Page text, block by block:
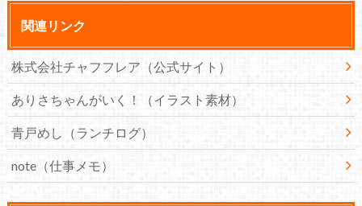
関連リンク
株式会社チャフフレア（公式サイト）
ありさちゃんがいく！（イラスト素材）
青戸めし（ランチログ）
note（仕事メモ）